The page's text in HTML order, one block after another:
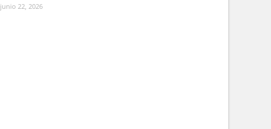
junio 22, 2026